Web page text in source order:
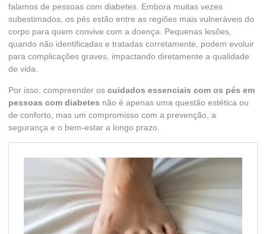
falamos de pessoas com diabetes. Embora muitas vezes
subestimados, os pés estão entre as regiões mais vulneráveis do
corpo para quem convive com a doença. Pequenas lesões,
quando não identificadas e tratadas corretamente, podem evoluir
para complicações graves, impactando diretamente a qualidade
de vida.
Por isso, compreender os cuidados essenciais com os pés em
pessoas com diabetes não é apenas uma questão estética ou
de conforto, mas um compromisso com a prevenção, a
segurança e o bem-estar a longo prazo.